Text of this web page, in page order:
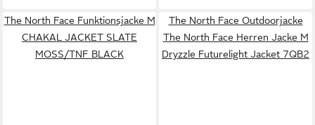
The North Face Funktionsjacke M
CHAKAL JACKET SLATE
MOSS/TNF BLACK
The North Face Outdoorjacke
The North Face Herren Jacke M
Dryzzle Futurelight Jacket 7QB2